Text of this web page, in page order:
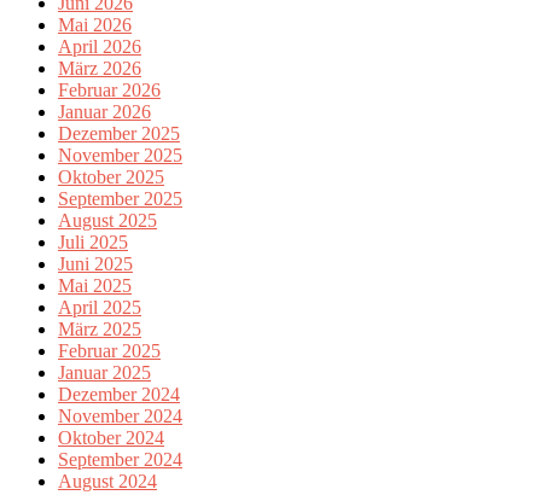
Mai 2026
April 2026
März 2026
Februar 2026
Januar 2026
Dezember 2025
November 2025
Oktober 2025
September 2025
August 2025
Juli 2025
Juni 2025
Mai 2025
April 2025
März 2025
Februar 2025
Januar 2025
Dezember 2024
November 2024
Oktober 2024
September 2024
August 2024